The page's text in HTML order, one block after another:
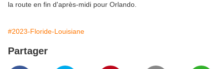
la route en fin d'après-midi pour Orlando.
#2023-Floride-Louisiane
Partager